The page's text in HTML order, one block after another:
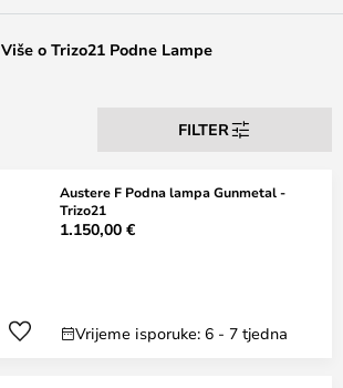
Više o Trizo21 Podne Lampe
FILTER
Austere F Podna lampa Gunmetal -
Trizo21
1.150,00 €
Vrijeme isporuke: 6 - 7 tjedna